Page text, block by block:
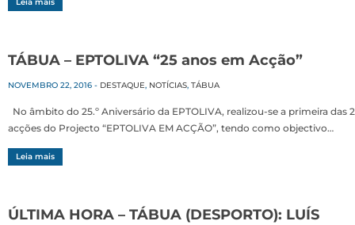
TÁBUA – EPTOLIVA “25 anos em Acção”
NOVEMBRO 22, 2016 - DESTAQUE, NOTÍCIAS, TÁBUA
No âmbito do 25.º Aniversário da EPTOLIVA, realizou-se a primeira das
acções do Projecto “EPTOLIVA EM ACÇÃO”, tendo como objectivo…
Leia mais
ÚLTIMA HORA – TÁBUA (DESPORTO): LUÍS